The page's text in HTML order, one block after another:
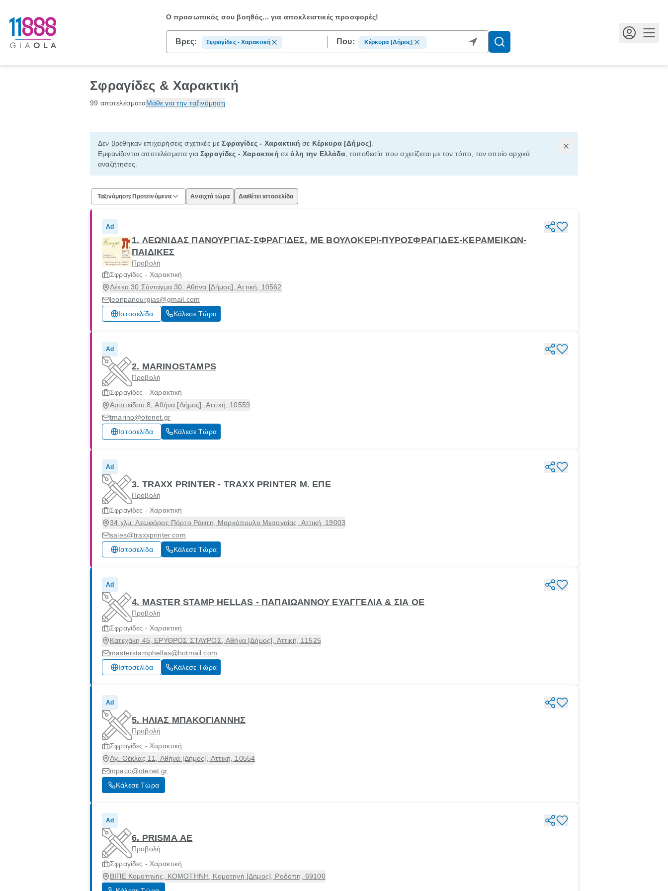
Ο προσωπικός σου βοηθός...για αποκλειστικές προσφορές!
Βρες: Σφραγίδες - Χαρακτική Που: Κέρκυρα [Δήμος]
Σφραγίδες & Χαρακτική
99 αποτελέσματαΜάθε για την ταξινόμηση
Δεν βρέθηκαν επιχειρήσεις σχετικές μεΣφραγίδες - Χαρακτική σε Κέρκυρα [Δήμος]
Εμφανίζονται αποτελέσματα γιαΣφραγίδες - Χαρακτική σεόλη την Ελλάδα, τοποθεσία που σχετίζεται με τον τόπο, τον οποίο αρχικά
αναζήτησες.
Ταξινόμηση: Προτεινόμενα Ανοιχτό τώρα Διαθέτει ιστοσελίδα
Ad
1. ΛΕΩΝΙΔΑΣ ΠΑΝΟΥΡΓΙΑΣ-ΣΦΡΑΓΙΔΕΣ, ΜΕ ΒΟΥΛΟΚΕΡΙ-ΠΥΡΟΣΦΡΑΓΙΔΕΣ-ΚΕΡΑΜΕΙΚΩΝ-
ΠΑΙΔΙΚΕΣ
Προβολή
Σφραγίδες - Χαρακτική
Λέκκα 30 Σύνταγμα 30, Αθήνα [Δήμος], Αττική, 10562
leonpanourgias@gmail.com
Ιστοσελίδα
Κάλεσε Τώρα
Ad
2. MARINOSTAMPS
Προβολή
Σφραγίδες - Χαρακτική
Αριστείδου 8, Αθήνα [Δήμος], Αττική, 10559
tmarino@otenet.gr
Ιστοσελίδα
Κάλεσε Τώρα
Ad
3. TRAXX PRINTER - TRAXX PRINTER Μ. ΕΠΕ
Προβολή
Σφραγίδες - Χαρακτική
34 χλμ. Λεωφόρος Πόρτο Ράφτη, Μαρκόπουλο Μεσογαίας, Αττική, 19003
sales@traxxprinter.com
Ιστοσελίδα
Κάλεσε Τώρα
Ad
4. MASTER STAMP HELLAS - ΠΑΠΑΙΩΑΝΝΟΥ ΕΥΑΓΓΕΛΙΑ & ΣΙΑ ΟΕ
Προβολή
Σφραγίδες - Χαρακτική
Κατεχάκη 45, ΕΡΥΘΡΟΣ ΣΤΑΥΡΟΣ, Αθήνα [Δήμος], Αττική, 11525
masterstamphellas@hotmail.com
Ιστοσελίδα
Κάλεσε Τώρα
Ad
5. ΗΛΙΑΣ ΜΠΑΚΟΓΙΑΝΝΗΣ
Προβολή
Σφραγίδες - Χαρακτική
Αγ. Θέκλας 11, Αθήνα [Δήμος], Αττική, 10554
mpaco@otenet.gr
Κάλεσε Τώρα
Ad
6. PRISMA AE
Προβολή
Σφραγίδες - Χαρακτική
ΒΙΠΕ Κομοτηνής, ΚΟΜΟΤΗΝΗ, Κομοτηνή [Δήμος], Ροδόπη, 69100